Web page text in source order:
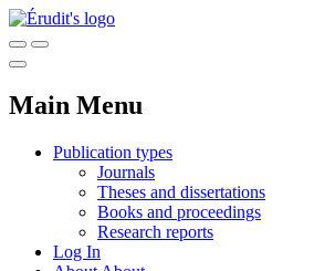
Main Menu
Publication types
Journals
Theses and dissertations
Books and proceedings
Research reports
Log In